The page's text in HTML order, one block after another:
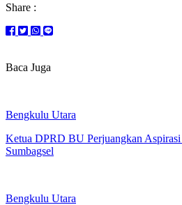
Share :
Baca Juga
Bengkulu Utara
Ketua DPRD BU Perjuangkan
Sumbagsel
Bengkulu Utara